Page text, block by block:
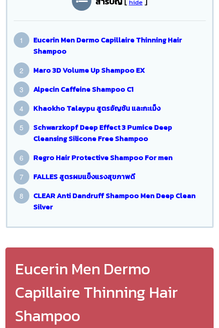
hide
Eucerin Men Dermo Capillaire Thinning Hair
Shampoo
Maro 3D Volume Up Shampoo EX
Alpecin Caffeine Shampoo C1
Khaokho Talaypu สูตรอัญชัน และกะเม็ง
Schwarzkopf Deep Effect 3 Pumice Deep
Cleansing Silicone Free Shampoo
Regro Hair Protective Shampoo For men
FALLES สูตรผมแข็งแรงสุขภาพดี
CLEAR Anti Dandruff Shampoo Men Deep Clean
Silver
Eucerin Men Dermo
Capillaire Thinning Hair
Shampoo